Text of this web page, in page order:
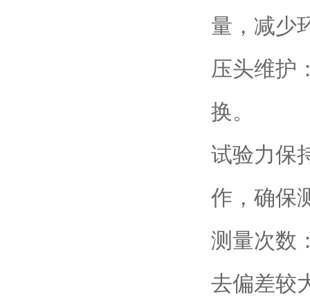
量，减少
压头维护
换。
试验力保
作，确保
测量次数
去偏差较